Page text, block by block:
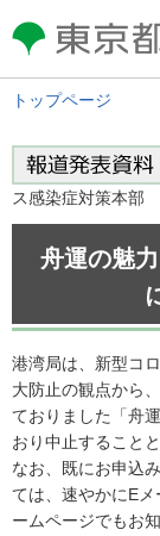
東京都 TOKYO
GOVERNMENT
トップページ
ス感染症対策本部
舟運の魅
港湾局は、新型コ
大防止の観点から、
ておりました「舟
おり中止すること
なお、既にお申込
ては、速やかにE
ームページでもお